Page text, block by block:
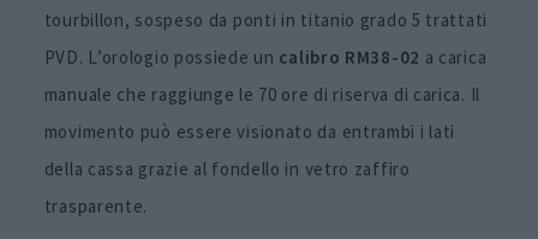
tourbillon, sospeso da ponti in titanio grado 5 trattati
PVD. L’orologio possiede un calibro RM38-02 a carica
manuale che raggiunge le 70 ore di riserva di carica. Il
movimento può essere visionato da entrambi i lati
della cassa grazie al fondello in vetro zaffiro
trasparente.